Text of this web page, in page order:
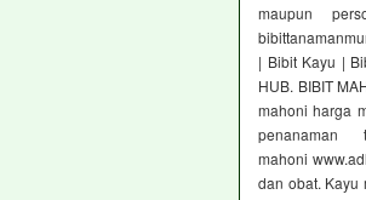
maupun
| Bibit Kayu |
HUB. BIBIT
mahoni harga
mahoni
dan obat. Kayu